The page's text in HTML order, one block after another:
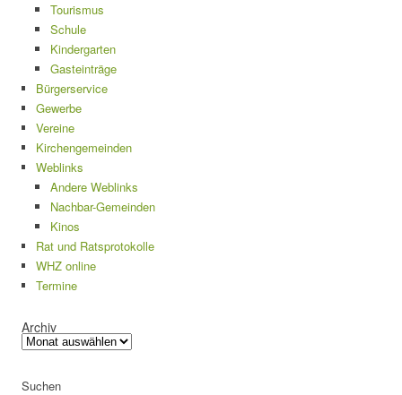
Tourismus
Schule
Kindergarten
Gasteinträge
Bürgerservice
Gewerbe
Vereine
Kirchengemeinden
Weblinks
Andere Weblinks
Nachbar-Gemeinden
Kinos
Rat und Ratsprotokolle
WHZ online
Termine
Archiv
Suchen